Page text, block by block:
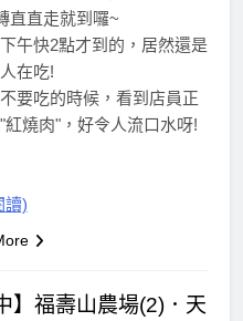
直直走就到囉~
午快2點才到的，居然還是
在吃!
要吃的時候，看到店員正
紅燒肉"，好令人流口水呀!
讀)
】福壽山農場(2)．天